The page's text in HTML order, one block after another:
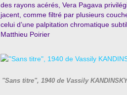
des rayons acérés, Vera Pagava
jacent, comme filtré par plusieurs
celui d’une palpitation chromatique
Matthieu Poirier
"Sans titre", 1940 de Vassily